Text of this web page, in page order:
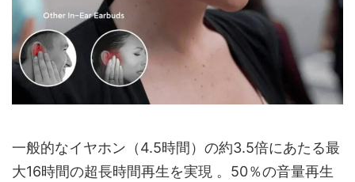
一般的なイヤホン（4.5時間）の約3.5倍にあたる最
大16時間の超長時間再生を実現 。50％の音量再生